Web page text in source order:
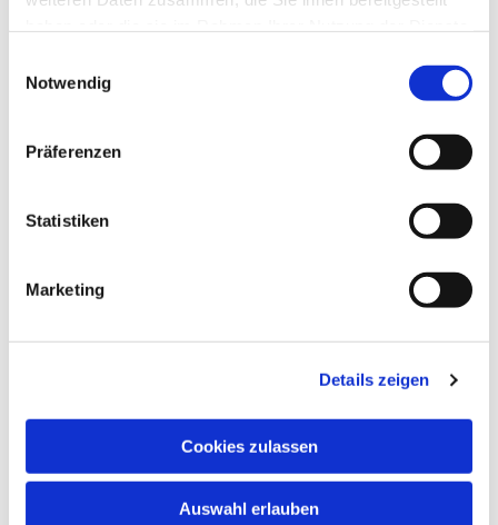
Notwendig
Präferenzen
Statistiken
Marketing
Details zeigen
Cookies zulassen
Auswahl erlauben